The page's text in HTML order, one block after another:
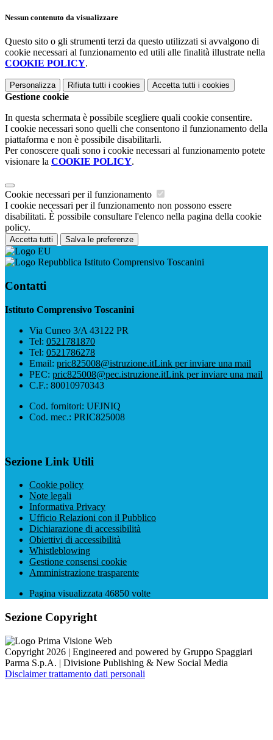
Nessun contenuto da visualizzare
Questo sito o gli strumenti terzi da questo utilizzati si avvalgono di
cookie necessari al funzionamento ed utili alle finalità illustrate nella
COOKIE POLICY.
Personalizza Rifiuta tutti i cookies Accetta tutti i cookies
Gestione cookie
In questa schermata è possibile scegliere quali cookie consentire.
I cookie necessari sono quelli che consentono il funzionamento della
piattaforma e non è possibile disabilitarli.
Per conoscere quali sono i cookie necessari al funzionamento potete
visionare la COOKIE POLICY.
Cookie necessari per il funzionamento
I cookie necessari per il funzionamento non possono essere
disabilitati. È possibile consultare l'elenco nella pagina della cookie
policy.
Accetta tutti Salva le preferenze
Istituto Comprensivo Toscanini
Contatti
Istituto Comprensivo Toscanini
Via Cuneo 3/A 43122 PR
Tel: 0521781870
Tel: 0521786278
Email: pric825008@istruzione.itLink per inviare una mail
PEC: pric825008@pec.istruzione.itLink per inviare una mail
C.F.: 80010970343
Cod. fornitori: UFJNIQ
Cod. mec.: PRIC825008
Sezione Link Utili
Cookie policy
Note legali
Informativa Privacy
Ufficio Relazioni con il Pubblico
Dichiarazione di accessibilità
Obiettivi di accessibilità
Whistleblowing
Gestione consensi cookie
Amministrazione trasparente
Pagina visualizzata 46850 volte
Sezione Copyright
Copyright 2026 | Engineered and powered by Gruppo Spaggiari
Parma S.p.A. | Divisione Publishing & New Social Media
Disclaimer trattamento dati personali